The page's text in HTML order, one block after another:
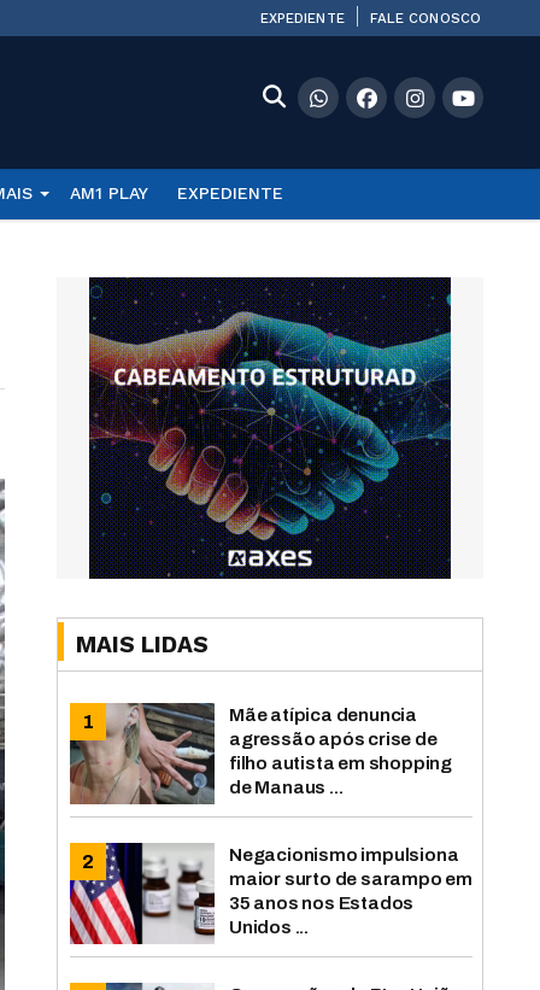
EXPEDIENTE FALE CONOSCO
AM1 PLAY EXPEDIENTE
MAIS LIDAS
Mãe atípica denuncia
agressão após crise de
filho autista em shopping
de Manaus ...
Negacionismo impulsiona
maior surto de sarampo em
35 anos nos Estados
Unidos ...